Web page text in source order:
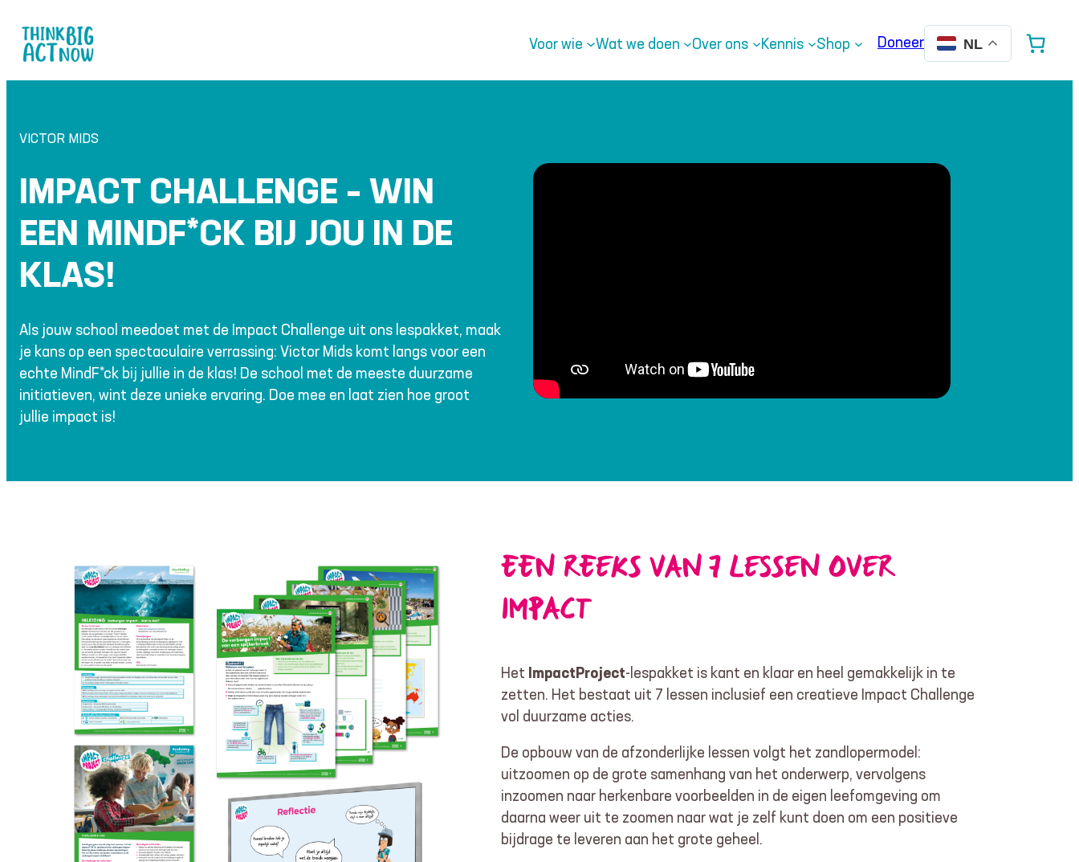
naar
inhoud
Voor wie Wat we doen Over ons Kennis Shop Doneer NL
VICTOR MIDS
IMPACT CHALLENGE – WIN
EEN MINDF*CK BIJ JOU IN DE
KLAS!
Als jouw school meedoet met de Impact Challenge uit ons lespakket, maak
je kans op een spectaculaire verrassing: Victor Mids komt langs voor een
echte MindF*ck bij jullie in de klas! De school met de meeste duurzame
initiatieven, wint deze unieke ervaring. Doe mee en laat zien hoe groot
jullie impact is!
EEN REEKS VAN 7 LESSEN OVER
IMPACT
Het ImpactProject-lespakket is kant en klaar en heel gemakkelijk in te
zetten. Het bestaat uit 7 lessen inclusief een creatieve Impact Challenge
vol duurzame acties.
De opbouw van de afzonderlijke lessen volgt het zandlopermodel:
uitzoomen op de grote samenhang van het onderwerp, vervolgens
inzoomen naar herkenbare voorbeelden in de eigen leefomgeving om
daarna weer uit te zoomen naar wat je zelf kunt doen om een positieve
bijdrage te leveren aan het grote geheel.